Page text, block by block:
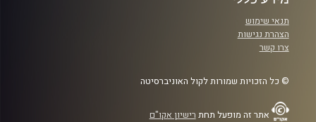
תנאי שימוש
הצהרת נגישות
צרו קשר
© כל הזכויות שמורות לקול האוניברסיטה
אתר זה מופעל תחת רישיון אקו"ם